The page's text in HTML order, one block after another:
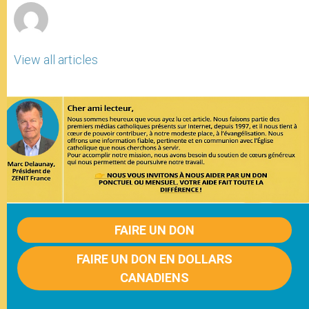
View all articles
FAIRE UN DON
FAIRE UN DON EN DOLLARS
CANADIENS